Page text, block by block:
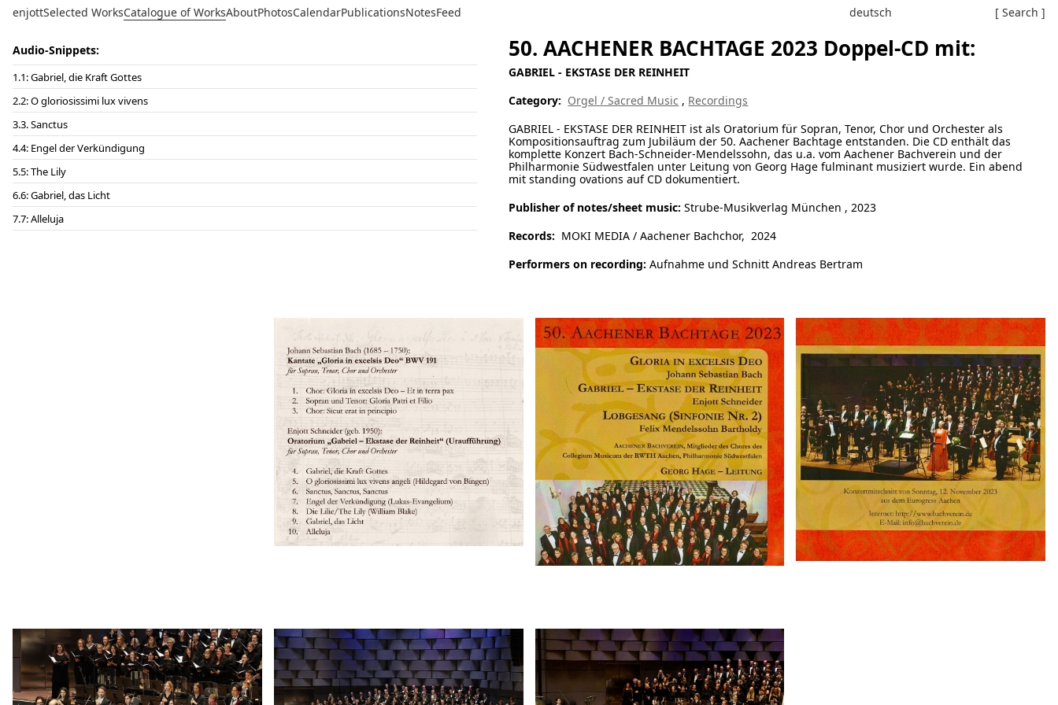
enjottSelected WorksCatalogue of WorksAboutPhotosCalendarPublicationsNotesFeed deutsch [ Search ]
Audio-Snippets:
1: Gabriel, die Kraft Gottes
2: O gloriosissimi lux vivens
3. Sanctus
4: Engel der Verkündigung
5: The Lily
6: Gabriel, das Licht
7: Alleluja
50. AACHENER BACHTAGE 2023 Doppel-CD mit:
GABRIEL - EKSTASE DER REINHEIT
Category: Orgel / Sacred Music , Recordings
GABRIEL - EKSTASE DER REINHEIT ist als Oratorium für Sopran, Tenor, Chor und Orchester als
Kompositionsauftrag zum Jubiläum der 50. Aachener Bachtage entstanden. Die CD enthält das
komplette Konzert Bach-Schneider-Mendelssohn, das u.a. vom Aachener Bachverein und der
Philharmonie Südwestfalen unter Leitung von Georg Hage fulminant musiziert wurde. Ein abend
mit standing ovations auf CD dokumentiert.
Publisher of notes/sheet music: Strube-Musikverlag München , 2023
Records: MOKI MEDIA / Aachener Bachchor, 2024
Performers on recording: Aufnahme und Schnitt Andreas Bertram